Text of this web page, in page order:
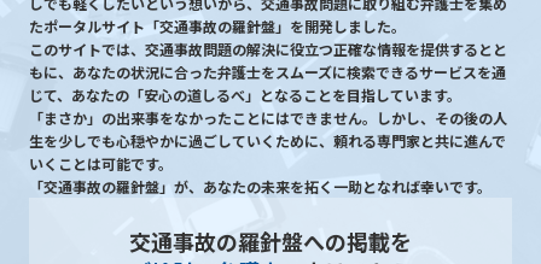
たポータルサイト「交通事故の羅針盤」を開発しました。
このサイトでは、交通事故問題の解決に役立つ正確な情報を提供するとと
もに、あなたの状況に合った弁護士をスムーズに検索できるサービスを通
じて、あなたの「安心の道しるべ」となることを目指しています。
「まさか」の出来事をなかったことにはできません。しかし、その後の人
生を少しでも心穏やかに過ごしていくために、頼れる専門家と共に進んで
いくことは可能です。
「交通事故の羅針盤」が、あなたの未来を拓く一助となれば幸いです。
交通事故の羅針盤への掲載を